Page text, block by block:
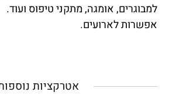
למבוגרים, אומגה, מתקני טיפוס ועוד.
אפשרות לארועים.
אטרקציות